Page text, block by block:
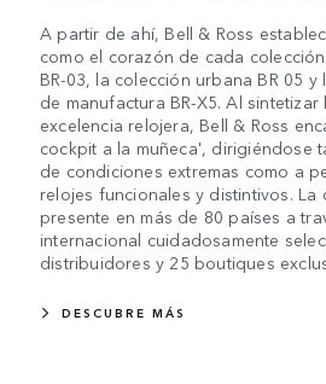
A partir de ahí, Bell & Ross
como el corazón de cada
BR-03, la colección urbana BR 05
de manufactura BR-X5. Al
excelencia relojera, Bell & Ross
cockpit a la muñeca', dirigiéndose
de condiciones extremas como a
relojes funcionales y distintivos. La
presente en más de 80 países a
internacional cuidadosamente
distribuidores y 25 boutiques
DESCUBRE MÁS